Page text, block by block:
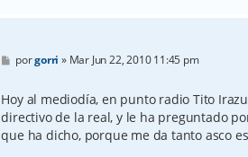
M
e
s
a
j
e
porgorri » Mar Jun 22, 2010 11:45 pm
Hoy al mediodía, en punto radio Tito
directivo de la real, y le ha preguntado
que ha dicho, porque me da tanto asco